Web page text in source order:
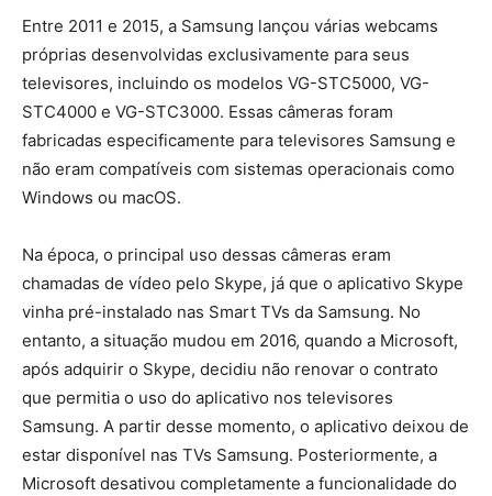
Entre 2011 e 2015, a Samsung lançou várias webcams
próprias desenvolvidas exclusivamente para seus
televisores, incluindo os modelos VG-STC5000, VG-
STC4000 e VG-STC3000. Essas câmeras foram
fabricadas especificamente para televisores Samsung e
não eram compatíveis com sistemas operacionais como
Windows ou macOS.
Na época, o principal uso dessas câmeras eram
chamadas de vídeo pelo Skype, já que o aplicativo Skype
vinha pré-instalado nas Smart TVs da Samsung. No
entanto, a situação mudou em 2016, quando a Microsoft,
após adquirir o Skype, decidiu não renovar o contrato
que permitia o uso do aplicativo nos televisores
Samsung. A partir desse momento, o aplicativo deixou de
estar disponível nas TVs Samsung. Posteriormente, a
Microsoft desativou completamente a funcionalidade do